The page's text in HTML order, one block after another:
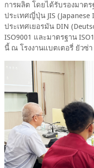
การผลิต โดยได้รับรองมาต
ประเทศญี่ปุ่น JIS
ประเทศเยอรมัน DIN
ISO9001 และมาตรฐาน
นี้ ณ โรงงานแบตเตอรี่ ยัวซ่